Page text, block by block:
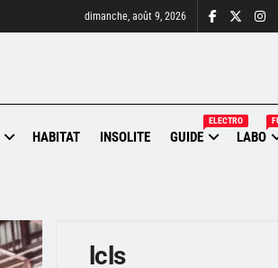
dimanche, août 9, 2026
HABITAT INSOLITE GUIDE
ELECTRO
LABO
lcls